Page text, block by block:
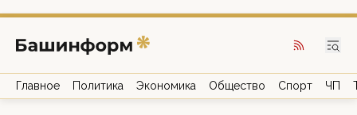
Главное Политика Экономика Общество Спорт ЧП